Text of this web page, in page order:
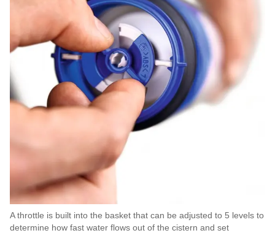
A throttle is built into the basket that can be adjusted to 5 levels to
determine how fast water flows out of the cistern and set